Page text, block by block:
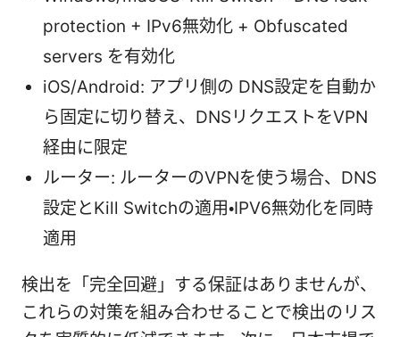
protection + IPv6無効化 + Obfuscated
servers を有効化
iOS/Android: アプリ側の DNS設定を自動か
ら固定に切り替え、DNSリクエストをVPN
経由に限定
ルーター: ルーターのVPNを使う場合、DNS
設定とKill Switchの適用・IPV6無効化を同時
適用
検出を「完全回避」する保証はありませんが、
これらの対策を組み合わせることで検出のリス